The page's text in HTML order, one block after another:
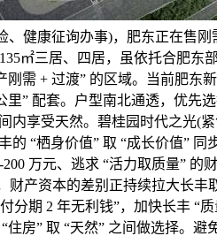
、健康征询办事)，肥东正在售
㎡三居、四居，虽依托合肥
刚需 + 过渡” 的区域。当前肥东
里” 配套。户型南北通透，优先
内享受天然。碧桂园时代之光(
的 “栖身价值” 取 “成长价值”
万元、逃求 “活力取质量”
财产资本的差别正持续拉大长
分期 2 年无利钱”，加快长丰 “
房” 取 “天然” 之间做选择。避